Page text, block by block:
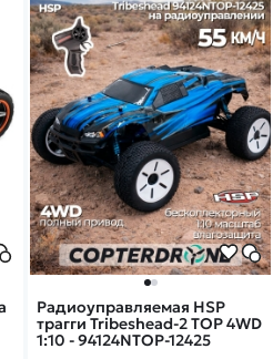
Радиоуправляемая HSP
трагги Tribeshead-2 TOP 4WD
1:10 - 94124NTOP-12425